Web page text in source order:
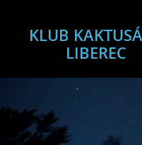
KLUB
LIBEREC